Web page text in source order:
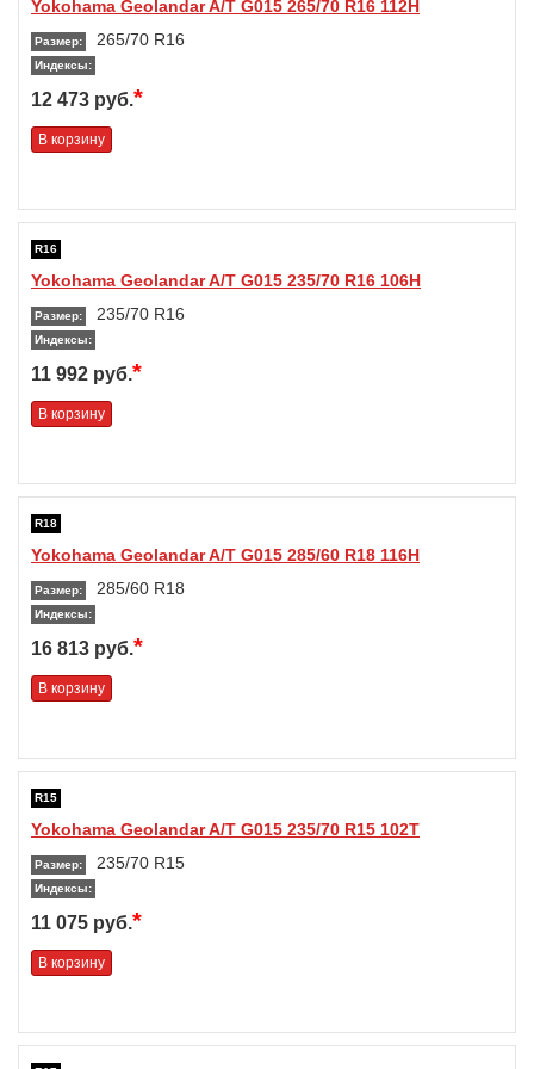
Yokohama Geolandar A/T G015 265/70 R16 112H
Размер: 265/70 R16
Индексы:
12 473 руб.*
В корзину
R16
Yokohama Geolandar A/T G015 235/70 R16 106H
Размер: 235/70 R16
Индексы:
11 992 руб.*
В корзину
R18
Yokohama Geolandar A/T G015 285/60 R18 116H
Размер: 285/60 R18
Индексы:
16 813 руб.*
В корзину
R15
Yokohama Geolandar A/T G015 235/70 R15 102T
Размер: 235/70 R15
Индексы:
11 075 руб.*
В корзину